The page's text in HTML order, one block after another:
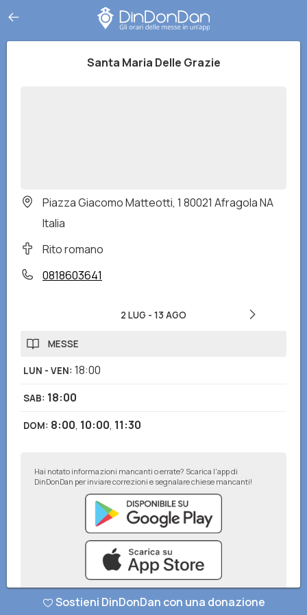
Santa Maria Delle Grazie
Piazza Giacomo Matteotti, 1 80021 Afragola NA
Italia
Rito romano
0818603641
2 LUG - 13 AGO
MESSE
LUN - VEN: 18:00
SAB: 18:00
DOM: 8:00, 10:00, 11:30
Hai notato informazioni mancanti o errate? Scarica l'app di
DinDonDan per inviare correzioni e segnalare chiese mancanti!
Sostieni DinDonDan con una donazione